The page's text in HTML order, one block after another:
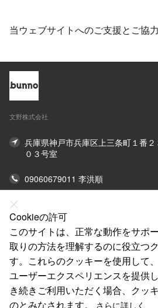
当ウェブサイトへのご支援とご協
文野株式会社
兵庫県神戸市兵庫区上三条町１番
０３号室
09060679011 李洪順
私たちについて
法律声明
ヘルプ
サービス
Cookieの許可
このサイトは、正常な動作をサポ
取りの方法を理解するのに役立つ
す。これらのクッキーを使用して
ユーザーエクスペリエンスを提供
き続きご利用いただく場合、クッ
のとみなされます。
さらに詳しく